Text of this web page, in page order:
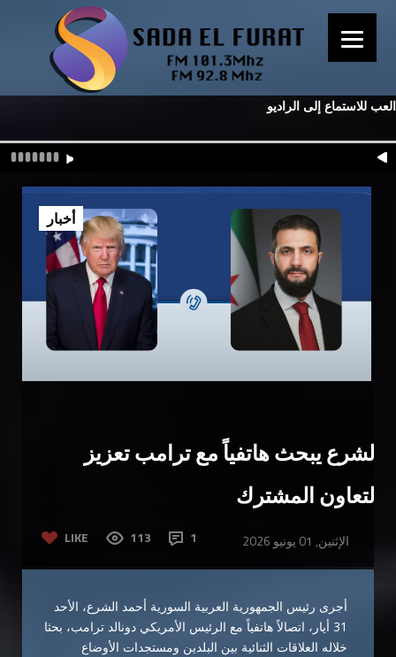
العب للاستماع إلى الراديو
الشرع يبحث هاتفياً مع ترامب تعزيز
التعاون المشترك
LIKE 113 1 الإثنين, 01 يونيو 2026
أخبار
أجرى رئيس الجمهورية العربية السورية أحمد الشرع، الأحد
31 أيار، اتصالاً هاتفياً مع الرئيس الأمريكي دونالد ترامب، بحثا
خلاله العلاقات الثنائية بين البلدين ومستجدات الأوضاع